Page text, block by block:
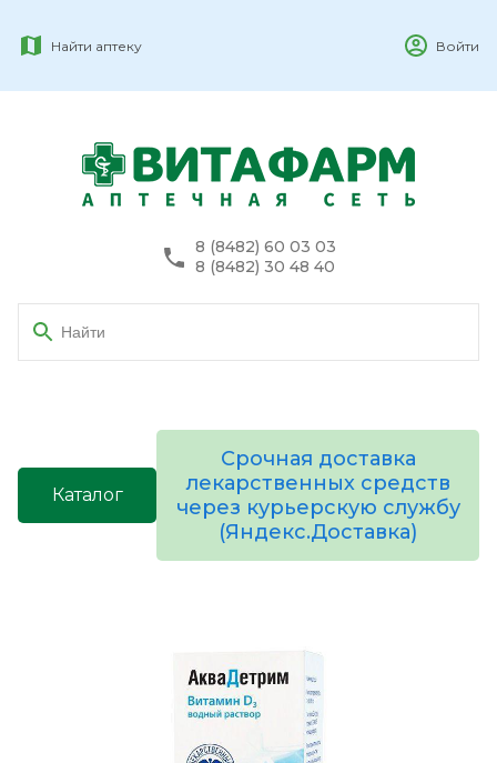
Найти аптеку Войти
8 (8482) 60 03 03
8 (8482) 30 48 40
Каталог
Срочная доставка
лекарственных средств
через курьерскую службу
(Яндекс.Доставка)